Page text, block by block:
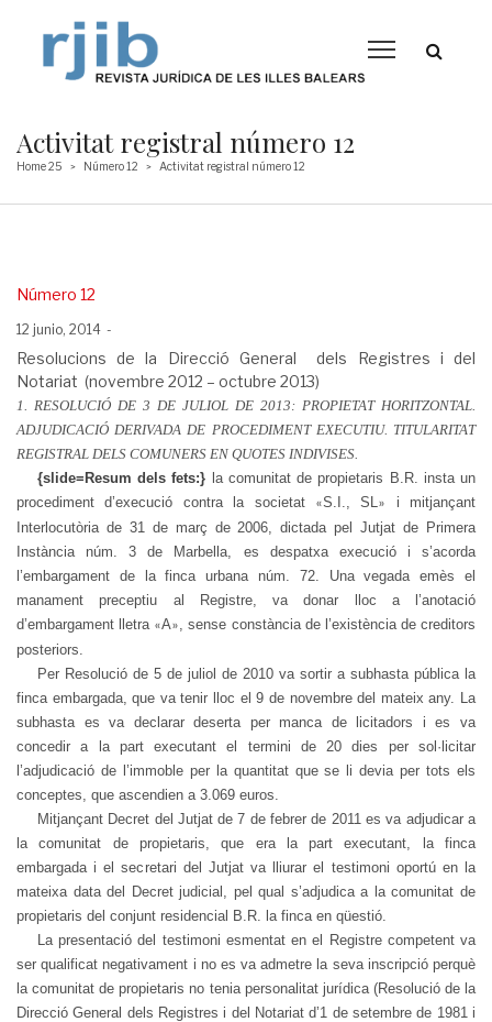
Activitat registral número 12
Home 25 > Número 12 > Activitat registral número 12
Posted
in
Número 12
Posted
on
12 junio, 2014
Resolucions de la Direcció General dels Registres i del
Notariat (novembre 2012 – octubre 2013)
1. RESOLUCIÓ DE 3 DE JULIOL DE 2013: PROPIETAT HORITZONTAL.
ADJUDICACIÓ DERIVADA DE PROCEDIMENT EXECUTIU. TITULARITAT
REGISTRAL DELS COMUNERS EN QUOTES INDIVISES.
{slide=Resum dels fets:} la comunitat de propietaris B.R. insta un
procediment d’execució contra la societat
«S.I., SL»
i mitjançant
Interlocutòria de 31 de març de 2006, dictada pel Jutjat de Primera
Instància núm. 3 de Marbella, es despatxa execució i s’acorda
l’embargament de la finca urbana núm. 72. Una vegada emès el
manament preceptiu al Registre, va donar lloc a l’anotació
d’embargament lletra «A», sense constància de l’existència de creditors
posteriors.
Per Resolució de 5 de juliol de 2010 va sortir a subhasta pública la
finca embargada, que va tenir lloc el 9 de novembre del mateix any. La
subhasta es va declarar deserta per manca de licitadors i es va
concedir a la part executant el termini de 20 dies per sol·licitar
l’adjudicació de l’immoble per la quantitat que se li devia per tots els
conceptes, que ascendien a 3.069 euros.
Mitjançant Decret del Jutjat de 7 de febrer de 2011 es va adjudicar a
la comunitat de propietaris, que era la part executant, la finca
embargada i el secretari del Jutjat va lliurar el testimoni oportú en la
mateixa data del Decret judicial, pel qual s’adjudica a la comunitat de
propietaris del conjunt residencial B.R. la finca en qüestió.
La presentació del testimoni esmentat en el Registre competent va
ser qualificat negativament i no es va admetre la seva inscripció perquè
la comunitat de propietaris no tenia personalitat jurídica (Resolució de la
Direcció General dels Registres i del Notariat d’1 de setembre de 1981 i